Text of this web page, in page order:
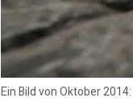
Ein Bild von Oktober